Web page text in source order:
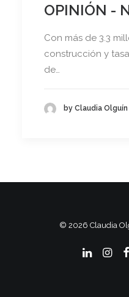
OPINIÓN -
Con más de 3.3
construcción y
de…
by Claudia Olguín
© 2026 Claudia